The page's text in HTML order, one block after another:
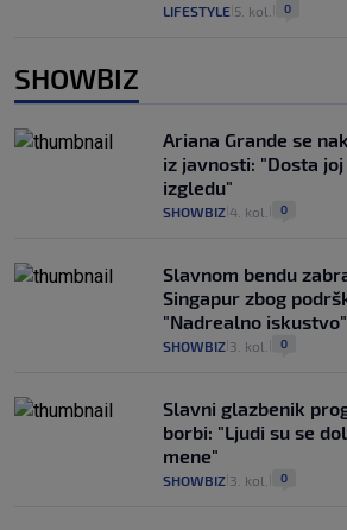
LIFESTYLE 5. kol. 0
SHOWBIZ
Ariana Grande se
iz javnosti: "Dosta
izgledu"
SHOWBIZ 4. kol. 0
Slavnom bendu
Singapur zbog
"Nadrealno iskustvo"
SHOWBIZ 3. kol. 0
Slavni glazbenik
borbi: "Ljudi su se
mene"
SHOWBIZ 3. kol. 0